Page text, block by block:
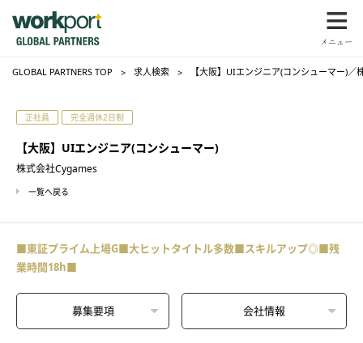
GLOBAL PARTNERS TOP 求人検索 【大阪】UIエンジニア(コンシューマー)／
正社員 完全週休2日制
【大阪】UIエンジニア(コンシューマー)
株式会社Cygames
一覧へ戻る
■東証プライム上場G■大ヒットタイトル多数■スキルアップ◎■残
業時間18h■
募集要項 会社情報